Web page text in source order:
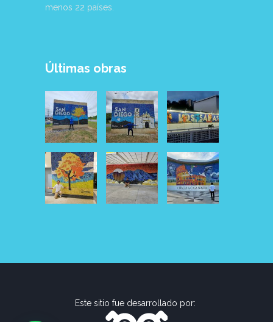
menos 22 países.
Últimas obras
Este sitio fue desarrollado por: